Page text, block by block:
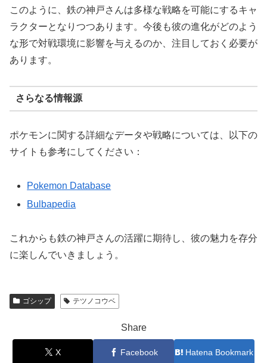
このように、鉄の神戸さんは多様な戦略を可能にするキャ
ラクターとなりつつあります。今後も彼の進化がどのよう
な形で対戦環境に影響を与えるのか、注目しておく必要が
あります。
さらなる情報源
ポケモンに関する詳細なデータや戦略については、以下の
サイトも参考にしてください：
Pokemon Database
Bulbapedia
これからも鉄の神戸さんの活躍に期待し、彼の魅力を存分
に楽しんでいきましょう。
ゴシップ テツノコウベ
Share
X Facebook Hatena Bookmark